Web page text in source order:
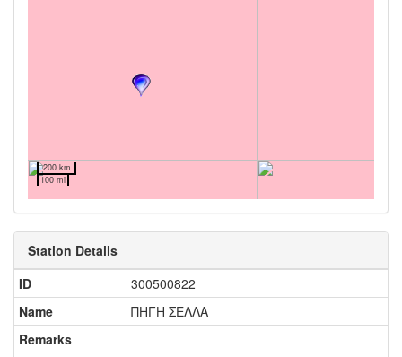
200 km
100 mi
Station Details
ID
300500822
Name
ΠΗΓΗ ΣΕΛΛΑ
Remarks